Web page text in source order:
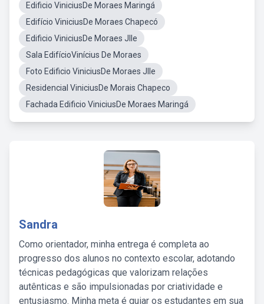
Edificio ViniciusDe Moraes Maringá
Edifício ViniciusDe Moraes Chapecó
Edificio ViniciusDe Moraes Jlle
Sala EdifícioVinícius De Moraes
Foto Edificio ViniciusDe Moraes Jlle
Residencial ViniciusDe Morais Chapeco
Fachada Edificio ViniciusDe Moraes Maringá
Sandra
Como orientador, minha entrega é completa ao
progresso dos alunos no contexto escolar, adotando
técnicas pedagógicas que valorizam relações
autênticas e são impulsionadas por criatividade e
entusiasmo. Minha meta é guiar os estudantes em sua